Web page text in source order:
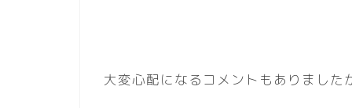
大変心配になるコメントもありました